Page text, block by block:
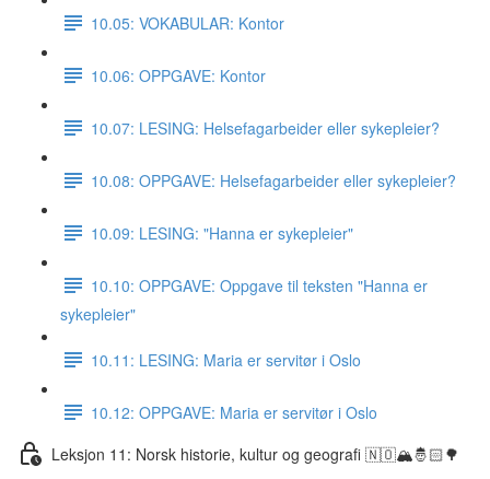
10.05: VOKABULAR: Kontor
10.06: OPPGAVE: Kontor
10.07: LESING: Helsefagarbeider eller sykepleier?
10.08: OPPGAVE: Helsefagarbeider eller sykepleier?
10.09: LESING: "Hanna er sykepleier"
10.10: OPPGAVE: Oppgave til teksten "Hanna er
sykepleier"
10.11: LESING: Maria er servitør i Oslo
10.12: OPPGAVE: Maria er servitør i Oslo
Leksjon 11: Norsk historie, kultur og geografi 🇳🇴🏔🤴🏻🌳